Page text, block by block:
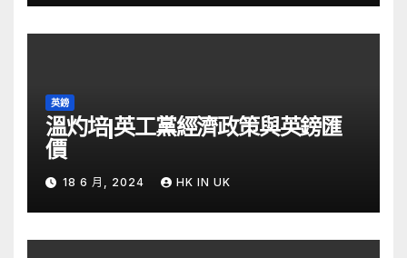
英鎊
溫灼培|英工黨經濟政策與英鎊匯
價
18 6 月, 2024 HK IN UK